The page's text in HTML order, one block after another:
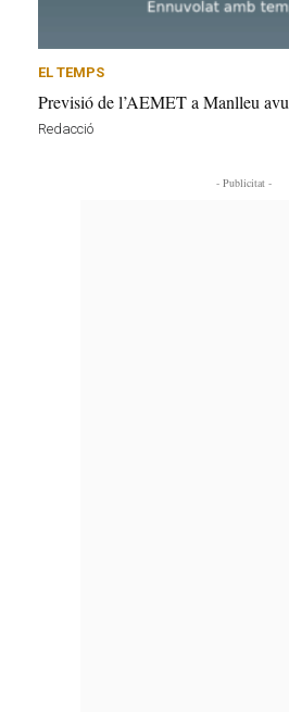
EL TEMPS
Previsió de l’AEMET a Manlleu
Redacció
- Publicitat -